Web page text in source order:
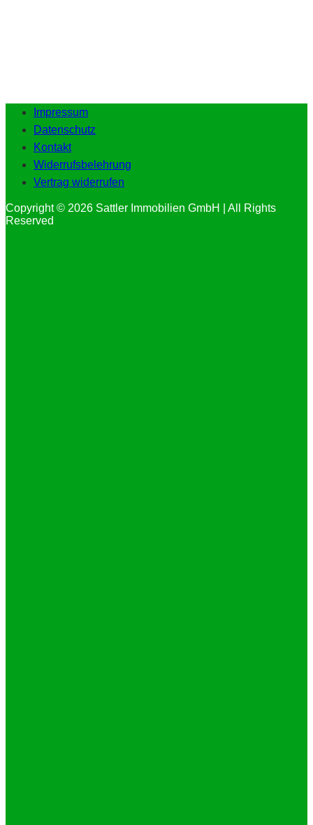
Impressum
Datenschutz
Kontakt
Widerrufsbelehrung
Vertrag widerrufen
Copyright © 2026 Sattler Immobilien GmbH | All Rights
Reserved